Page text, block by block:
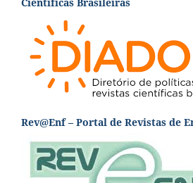
Rev@Enf – Portal de Revistas de